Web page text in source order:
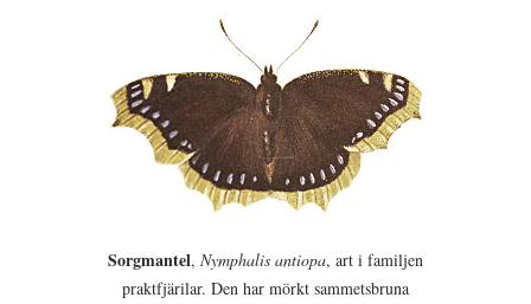
Sorgmantel, Nymphalis antiopa, art i familjen
praktfjärilar. Den har mörkt sammetsbruna